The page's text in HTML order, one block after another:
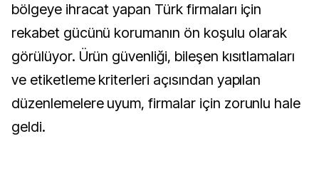
bölgeye ihracat yapan Türk firmaları için
rekabet gücünü korumanın ön koşulu olarak
görülüyor. Ürün güvenliği, bileşen kısıtlamaları
ve etiketleme kriterleri açısından yapılan
düzenlemelere uyum, firmalar için zorunlu hale
geldi.